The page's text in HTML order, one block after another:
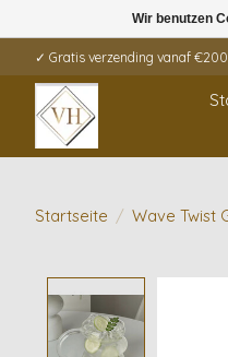
✓ Gratis verzending vanaf
Startseite / Wave Twist
Wir benutzen